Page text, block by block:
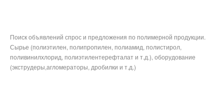
Поиск объявлений спрос и предложения по полимерной продукции.
Сырье (полиэтилен, полипропилен, полиамид, полистирол,
поливинилхлорид, полиэтилентерефталат и т.д.), оборудование
(экструдеры,агломераторы, дробилки и т.д.)